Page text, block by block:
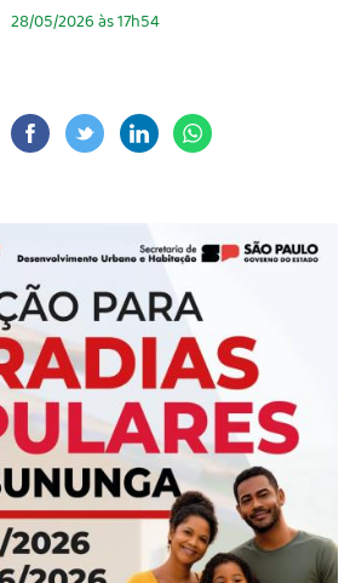
28/05/2026 às 17h54